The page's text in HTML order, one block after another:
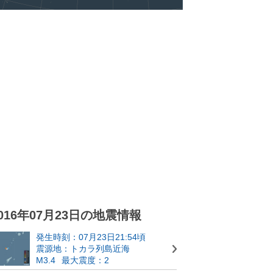
年07月23日の地震情報
発生時刻：07月23日21:54頃
震源地：トカラ列島近海
M3.4
最大震度：2